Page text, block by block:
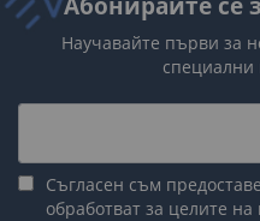
Научавайте първи за
Съгласен съм
обработват за целите